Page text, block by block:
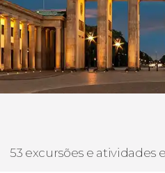
53 excursões e atividades